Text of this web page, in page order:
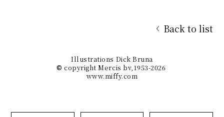
Back to list
Illustrations Dick Bruna
© copyright Mercis bv,1953-2026
www.miffy.com